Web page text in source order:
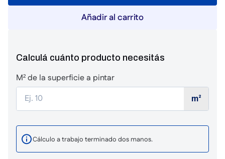
Añadir al carrito
Calculá cuánto producto necesitás
M² de la superficie a pintar
m²
Cálculo a trabajo terminado dos manos.